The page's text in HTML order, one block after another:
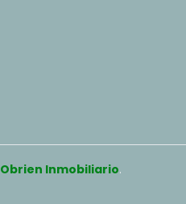
Obrien Inmobiliario.